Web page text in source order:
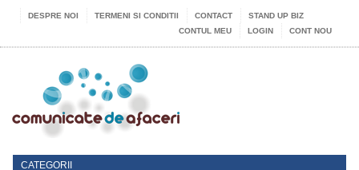
DESPRE NOI TERMENI SI CONDITII CONTACT
STAND UP BIZ
CONTUL MEU
LOGIN CONT NOU
CATEGORII